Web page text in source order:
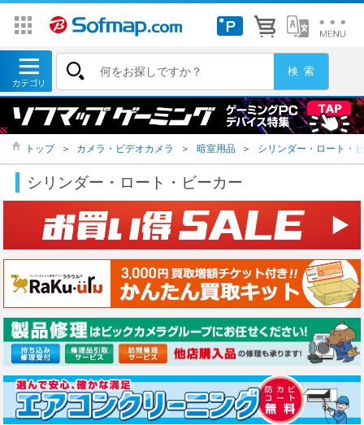
トップ ＞ カメラ・ビデオカメラ ＞ 暗室用品 ＞ シリンダー・ロート・
シリンダー・ロート・ビーカー